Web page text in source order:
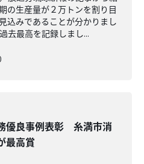
の生産量が２万トンを割り目
込みであることが分かりまし
去最高を記録しまし...
優良事例表彰 糸満市消
最高賞